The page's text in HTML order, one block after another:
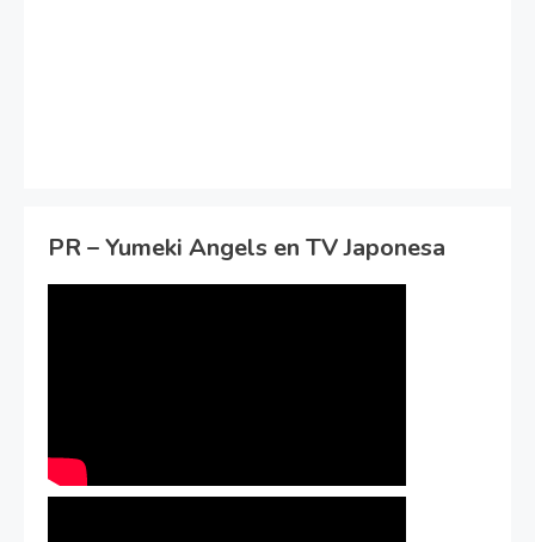
PR – Yumeki Angels en TV Japonesa